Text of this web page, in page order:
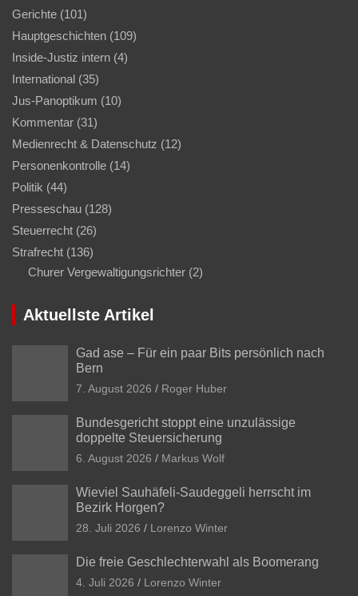
Gerichte (101)
Hauptgeschichten (109)
Inside-Justiz intern (4)
International (35)
Jus-Panoptikum (10)
Kommentar (31)
Medienrecht & Datenschutz (12)
Personenkontrolle (14)
Politik (44)
Presseschau (128)
Steuerrecht (26)
Strafrecht (136)
Churer Vergewaltigungsrichter (2)
Aktuellste Artikel
Gad ase – Für ein paar Bits persönlich nach
Bern
7. August 2026 Roger Huber
Bundesgericht stoppt eine unzulässige
doppelte Steuersicherung
6. August 2026 Markus Wolf
Wieviel Sauhäfeli-Saudeggeli herrscht im
Bezirk Horgen?
28. Juli 2026 Lorenzo Winter
Die freie Geschlechterwahl als Boomerang
4. Juli 2026 Lorenzo Winter